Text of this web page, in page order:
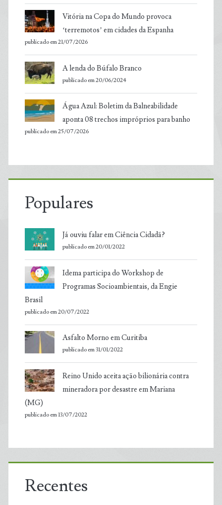
Vitória na Copa do Mundo provoca
‘terremotos’ em cidades da Espanha
publicado em 21/07/2026
A lenda do Búfalo Branco
publicado em 20/06/2024
Água Azul: Boletim da Balneabilidade
aponta 08 trechos impróprios para banho
publicado em 25/07/2026
Populares
Já ouviu falar em Ciência Cidadã?
publicado em 20/01/2022
Idema participa do Workshop de
Programas Socioambientais, da Engie
Brasil
publicado em 20/07/2022
Asfalto Morno em Curitiba
publicado em 31/01/2022
Reino Unido aceita ação bilionária contra
mineradora por desastre em Mariana
(MG)
publicado em 13/07/2022
Recentes